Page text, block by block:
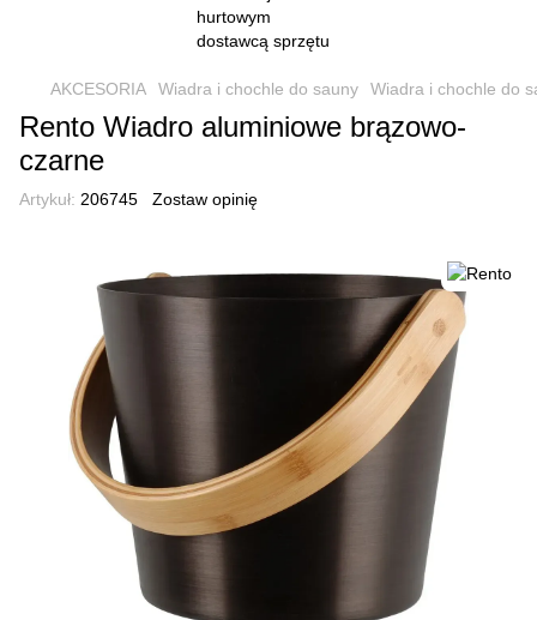
AKCESORIA Wiadra i chochle do sauny Wiadra i chochle do
Rento Wiadro aluminiowe brązowo-
czarne
Artykuł: 206745 Zostaw opinię